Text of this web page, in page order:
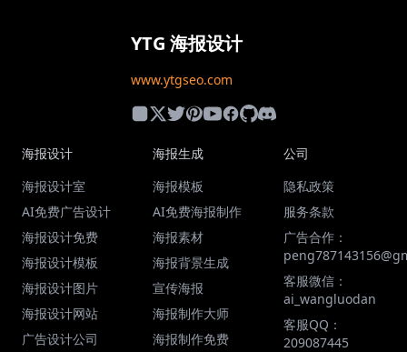
YTG 海报设计
www.ytgseo.com
海报设计
海报设计室
AI免费广告设计
海报设计免费
海报设计模板
海报设计图片
海报设计网站
广告设计公司
海报生成
海报模板
AI免费海报制作
海报素材
海报背景生成
宣传海报
海报制作大师
海报制作免费
公司
隐私政策
服务条款
广告合作：
客服微信：
ai_wangluodan
客服QQ：
209087445